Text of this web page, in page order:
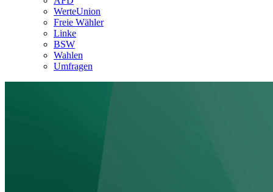
WerteUnion
Freie Wähler
Linke
BSW
Wahlen
Umfragen